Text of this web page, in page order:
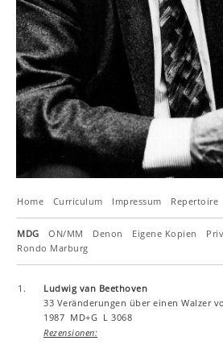
Home Curriculum Impressum Repertoire
MDG ON/MM Denon Eigene Kopien
Rondo Marburg
1.
Ludwig van Beethoven
33 Veränderungen über einen Walzer
1987 MD+G L 3068
Rezensionen: